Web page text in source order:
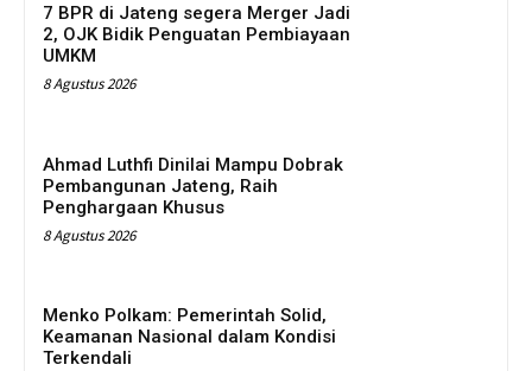
7 BPR di Jateng segera Merger Jadi
2, OJK Bidik Penguatan Pembiayaan
UMKM
8 Agustus 2026
Ahmad Luthfi Dinilai Mampu Dobrak
Pembangunan Jateng, Raih
Penghargaan Khusus
8 Agustus 2026
Menko Polkam: Pemerintah Solid,
Keamanan Nasional dalam Kondisi
Terkendali